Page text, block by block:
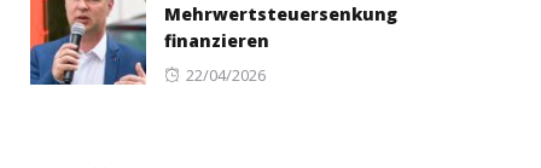
Mehrwertsteuersenkung
finanzieren
Posted
22/04/2026